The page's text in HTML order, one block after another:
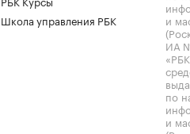
Школа управления РБК
и
ИА
по
и